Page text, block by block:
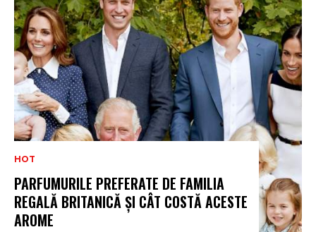
HOT
PARFUMURILE PREFERATE DE FAMILIA
REGALĂ BRITANICĂ ȘI CÂT COSTĂ ACESTE
AROME